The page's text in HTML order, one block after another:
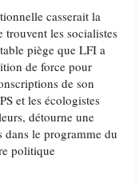
casserait la
trouvent les socialistes
piège que LFI a
de force pour
de son
et les écologistes
détourne une
dans le programme du
politique